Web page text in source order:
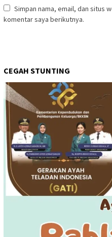
Simpan nama, email, dan situs
komentar saya berikutnya.
CEGAH STUNTING